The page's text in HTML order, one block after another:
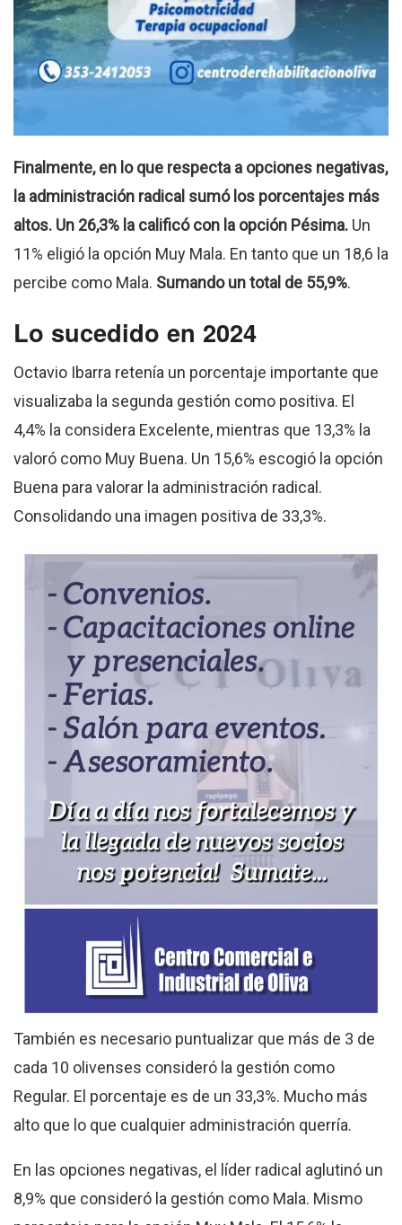
Finalmente, en lo que respecta a opciones negativas,
la administración radical sumó los porcentajes más
altos. Un 26,3% la calificó con la opción Pésima. Un
11% eligió la opción Muy Mala. En tanto que un 18,6 la
percibe como Mala. Sumando un total de 55,9%.
Lo sucedido en 2024
Octavio Ibarra retenía un porcentaje importante que
visualizaba la segunda gestión como positiva. El
4,4% la considera Excelente, mientras que 13,3% la
valoró como Muy Buena. Un 15,6% escogió la opción
Buena para valorar la administración radical.
Consolidando una imagen positiva de 33,3%.
También es necesario puntualizar que más de 3 de
cada 10 olivenses consideró la gestión como
Regular. El porcentaje es de un 33,3%. Mucho más
alto que lo que cualquier administración querría.
En las opciones negativas, el líder radical aglutinó un
8,9% que consideró la gestión como Mala. Mismo